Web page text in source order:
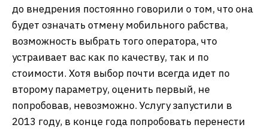
до внедрения постоянно говорили о том, что она
будет означать отмену мобильного рабства,
возможность выбрать того оператора, что
устраивает вас как по качеству, так и по
стоимости. Хотя выбор почти всегда идет по
второму параметру, оценить первый, не
попробовав, невозможно. Услугу запустили в
2013 году, в конце года попробовать перенести